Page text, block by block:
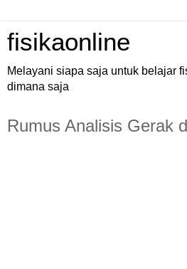
fisikaonline
Melayani siapa saja untuk belajar
dimana saja
Rumus Analisis Gerak